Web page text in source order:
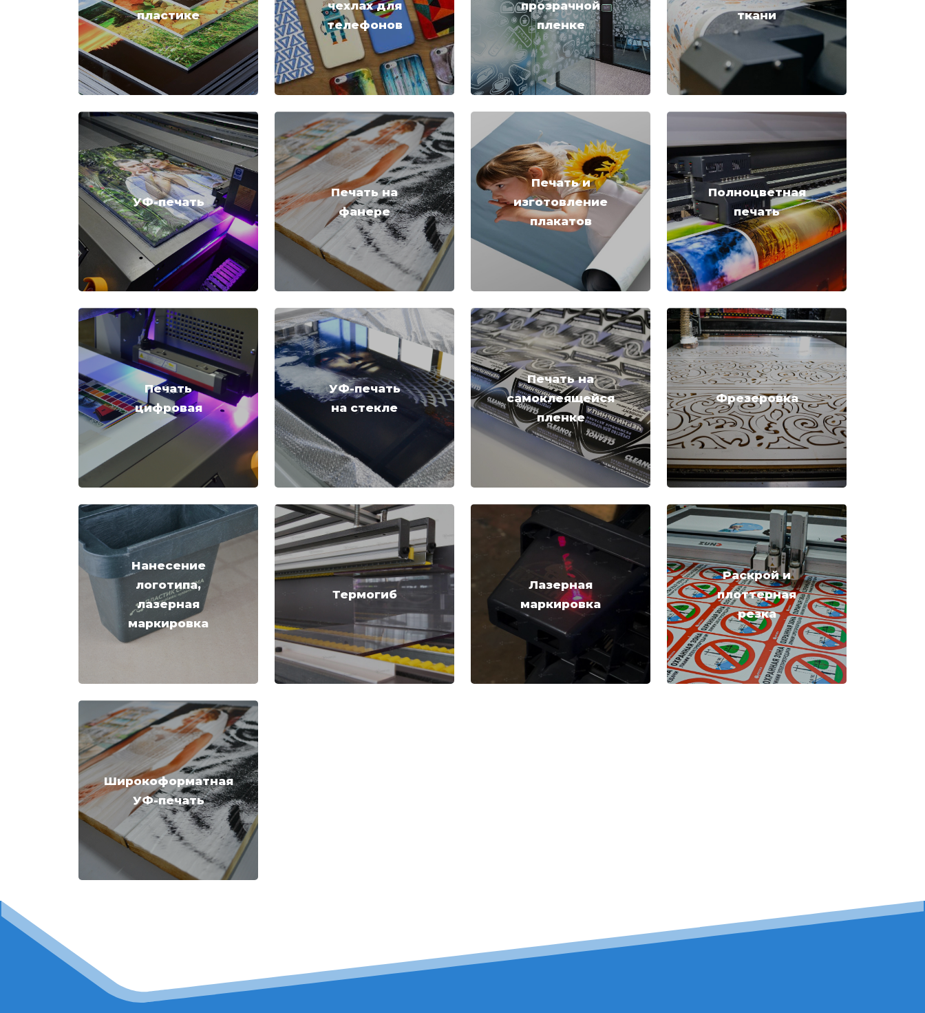
пластике
чехлах для
телефонов
прозрачной
пленке
ткани
УФ-печать
Печать на
фанере
Печать и
изготовление
плакатов
Полноцветная
печать
Печать
цифровая
УФ-печать
на стекле
Печать на
самоклеящейся
пленке
Фрезеровка
Нанесение
логотипа,
лазерная
маркировка
Термогиб
Лазерная
маркировка
Раскрой и
плоттерная
резка
Широкоформатная
УФ-печать